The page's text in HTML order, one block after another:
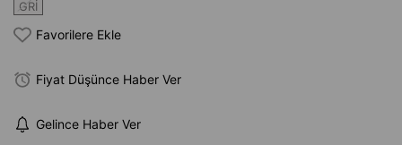
GRİ
Favorilere Ekle
Fiyat Düşünce Haber Ver
Gelince Haber Ver